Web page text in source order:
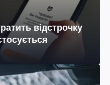
відстрочку